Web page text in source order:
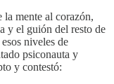
la mente al corazón,
y el guión del resto de
niveles de
psiconauta y
y contestó: